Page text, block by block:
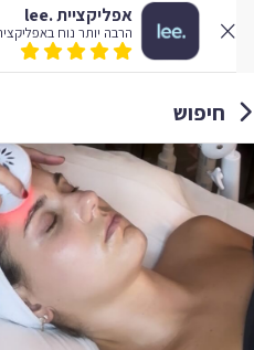
אפליקציית .lee
הרבה יותר נוח באפליקציה
חיפוש